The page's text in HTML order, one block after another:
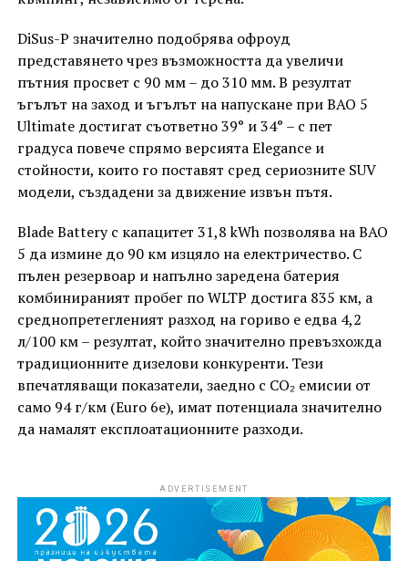
DiSus-P значително подобрява офроуд
представянето чрез възможността да увеличи
пътния просвет с 90 мм – до 310 мм. В резултат
ъгълът на заход и ъгълът на напускане при BAO 5
Ultimate достигат съответно 39° и 34° – с пет
градуса повече спрямо версията Elegance и
стойности, които го поставят сред сериозните SUV
модели, създадени за движение извън пътя.
Blade Battery с капацитет 31,8 kWh позволява на BAO
5 да измине до 90 км изцяло на електричество. С
пълен резервоар и напълно заредена батерия
комбинираният пробег по WLTP достига 835 км, а
среднопретегленият разход на гориво е едва 4,2
л/100 км – резултат, който значително превъзхожда
традиционните дизелови конкуренти. Тези
впечатляващи показатели, заедно с CO₂ емисии от
само 94 г/км (Euro 6e), имат потенциала значително
да намалят експлоатационните разходи.
ADVERTISEMENT